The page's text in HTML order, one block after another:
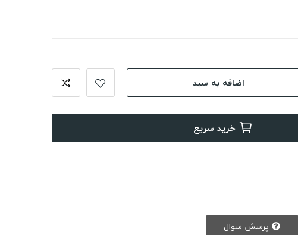
اضافه به سبد
خرید سریع